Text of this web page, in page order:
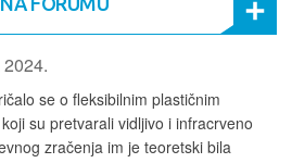
se o fleksibilnim plastičnim
su pretvarali vidljivo i infracrveno
zračenja im je teoretski bila